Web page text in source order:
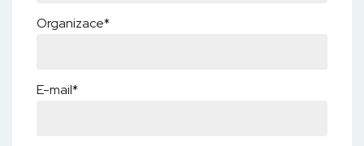
Organizace*
E-mail*